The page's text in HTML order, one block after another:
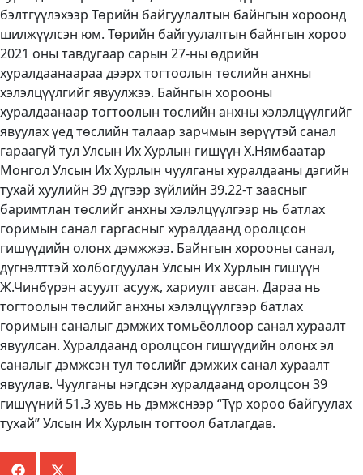
бэлтгүүлэхээр Төрийн байгуулалтын байнгын хороонд
шилжүүлсэн юм. Төрийн байгуулалтын байнгын хороо
2021 оны тавдугаар сарын 27-ны өдрийн
хуралдаанаараа дээрх тогтоолын төслийн анхны
хэлэлцүүлгийг явуулжээ. Байнгын хорооны
хуралдаанаар тогтоолын төслийн анхны хэлэлцүүлгийг
явуулах үед төслийн талаар зарчмын зөрүүтэй санал
гараагүй тул Улсын Их Хурлын гишүүн Х.Нямбаатар
Монгол Улсын Их Хурлын чуулганы хуралдааны дэгийн
тухай хуулийн 39 дүгээр зүйлийн 39.22-т заасныг
баримтлан төслийг анхны хэлэлцүүлгээр нь батлах
горимын санал гаргасныг хуралдаанд оролцсон
гишүүдийн олонх дэмжжээ. Байнгын хорооны санал,
дүгнэлттэй холбогдуулан Улсын Их Хурлын гишүүн
Ж.Чинбүрэн асуулт асууж, хариулт авсан. Дараа нь
тогтоолын төслийг анхны хэлэлцүүлгээр батлах
горимын саналыг дэмжих томьёоллоор санал хураалт
явуулсан. Хуралдаанд оролцсон гишүүдийн олонх эл
саналыг дэмжсэн тул төслийг дэмжих санал хураалт
явуулав. Чуулганы нэгдсэн хуралдаанд оролцсон 39
гишүүний 51.3 хувь нь дэмжснээр “Түр хороо байгуулах
тухай” Улсын Их Хурлын тогтоол батлагдав.